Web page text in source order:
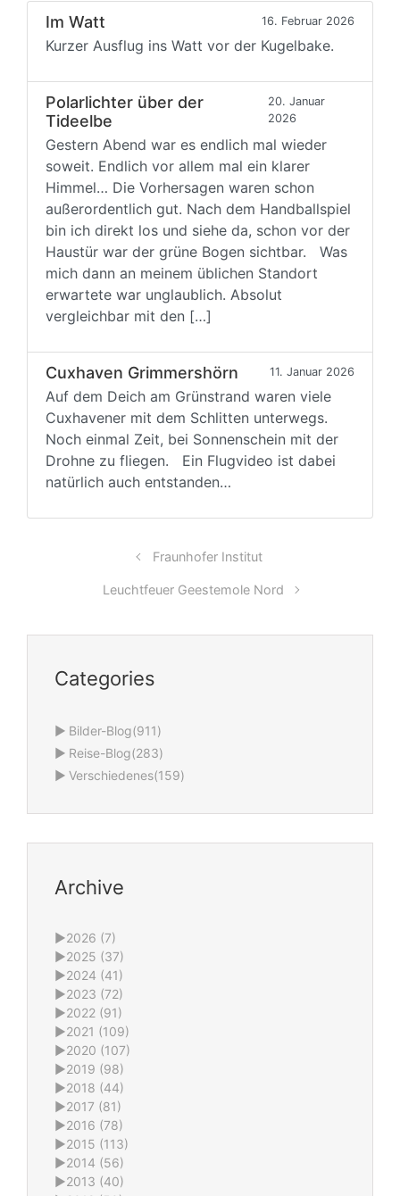
Im Watt 16. Februar 2026
Kurzer Ausflug ins Watt vor der Kugelbake.
Polarlichter über der
Tideelbe
20. Januar
2026
Gestern Abend war es endlich mal wieder
soweit. Endlich vor allem mal ein klarer
Himmel… Die Vorhersagen waren schon
außerordentlich gut. Nach dem Handballspiel
bin ich direkt los und siehe da, schon vor der
Haustür war der grüne Bogen sichtbar. Was
mich dann an meinem üblichen Standort
erwartete war unglaublich. Absolut
vergleichbar mit den […]
Cuxhaven Grimmershörn 11. Januar 2026
Auf dem Deich am Grünstrand waren viele
Cuxhavener mit dem Schlitten unterwegs.
Noch einmal Zeit, bei Sonnenschein mit der
Drohne zu fliegen. Ein Flugvideo ist dabei
natürlich auch entstanden…
Fraunhofer Institut
Leuchtfeuer Geestemole Nord
Categories
► Bilder-Blog(911)
► Reise-Blog(283)
► Verschiedenes(159)
Archive
►2026 (7)
►2025 (37)
►2024 (41)
►2023 (72)
►2022 (91)
►2021 (109)
►2020 (107)
►2019 (98)
►2018 (44)
►2017 (81)
►2016 (78)
►2015 (113)
►2014 (56)
►2013 (40)